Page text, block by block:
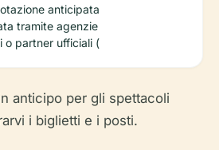
anticipata
tramite agenzie
o partner ufficiali (
anticipo per gli spettacoli
i biglietti e i posti.